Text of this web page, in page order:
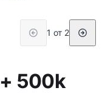
1 от 2
+ 500k